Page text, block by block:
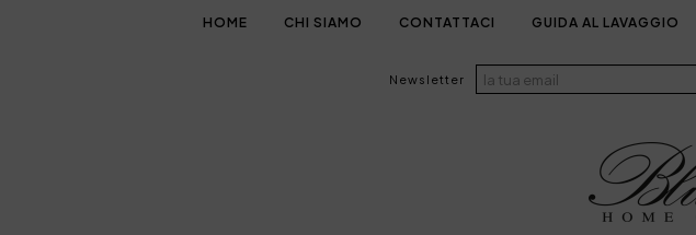
HOME CHI SIAMO CONTATTACI GUIDA AL LAVAGGIO
Newsletter